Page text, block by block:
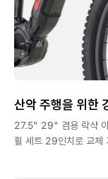
산악 주행을 위한
27.5" 29" 겸용 락샥
휠 세트 29인치로 교체